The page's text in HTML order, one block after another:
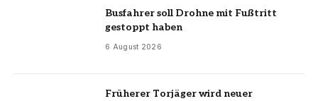
Busfahrer soll Drohne mit Fußtritt
gestoppt haben
6 August 2026
Früherer Torjäger wird neuer